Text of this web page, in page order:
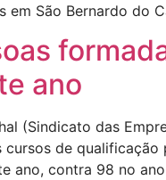
em São Bernardo do
ano
(Sindicato das
de qualificação
ano, contra 98 no